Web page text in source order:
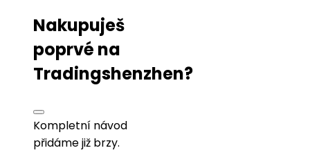
Nakupuješ
poprvé na
Tradingshenzhen?
Kompletní návod
přidáme již brzy.